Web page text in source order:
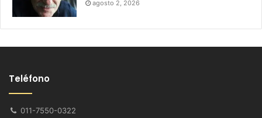
agosto 2, 2026
Teléfono
011-7550-0322